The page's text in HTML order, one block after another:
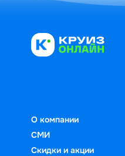
О компании
СМИ
Скидки и акции